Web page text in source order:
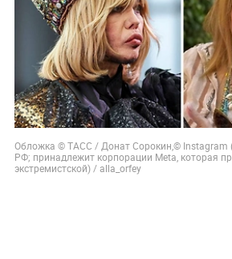
Обложка © ТАСС / Донат Сорокин,© Instagram
РФ; принадлежит корпорации Meta, которая
экстремистской) / alla_orfey